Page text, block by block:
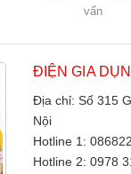
vấn
ĐIỆN GIA
Địa chỉ: Số 315
Nội
Hotline 1:
Hotline 2: 0978